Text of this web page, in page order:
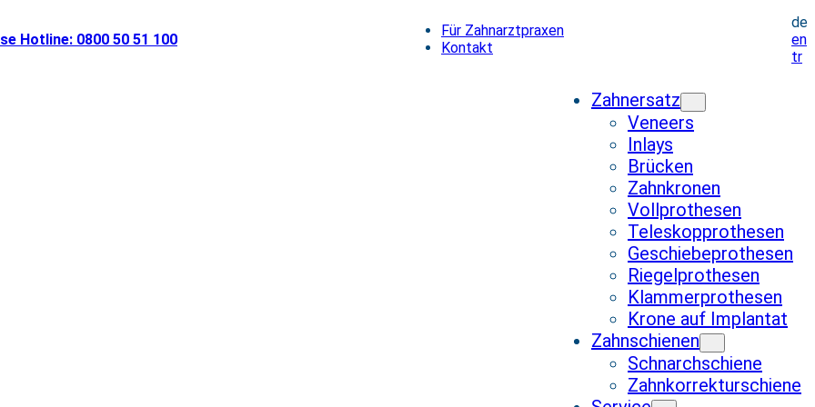
Hotline: 0800 50 51 100
Für Zahnarztpraxen
Kontakt
de
en
tr
Zahnersatz
Veneers
Inlays
Brücken
Zahnkronen
Vollprothesen
Teleskopprothesen
Geschiebeprothesen
Riegelprothesen
Klammerprothesen
Krone auf Implantat
Zahnschienen
Schnarchschiene
Zahnkorrekturschiene